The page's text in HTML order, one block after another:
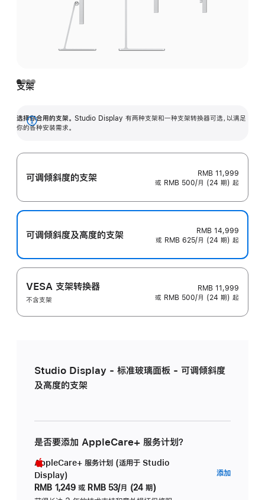
支架
选择你合用的支架。 Studio Display 有两种支架和一种支架转换器可选，以满足
你的各种安装需求。
展
可调倾斜度的支架
RMB 11,999
或 RMB 500/月 (24 期) 起
可调倾斜度及高‍度的支‍架
RMB 14,999
或 RMB 625/月 (24 期) 起
VESA 支架转换器
不含支架
RMB 11,999
或 RMB 500/月 (24 期) 起
Studio Display - 标准玻璃面板 - 可调倾斜度
及高度的支架
是否要添加 AppleCare+ 服务计划？
AppleCare+ 服务计划 (适用于 Studio
Display)
RMB 1,249 或 RMB 53/月 (24 期)
添加